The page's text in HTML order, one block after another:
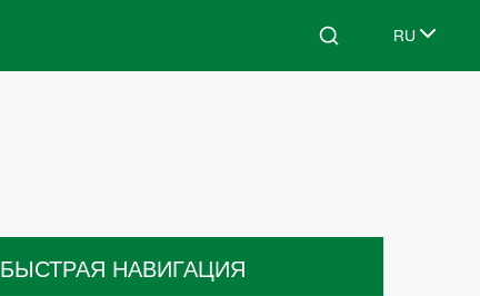
Search RU
Select
БЫСТРАЯ НАВИГАЦИЯ